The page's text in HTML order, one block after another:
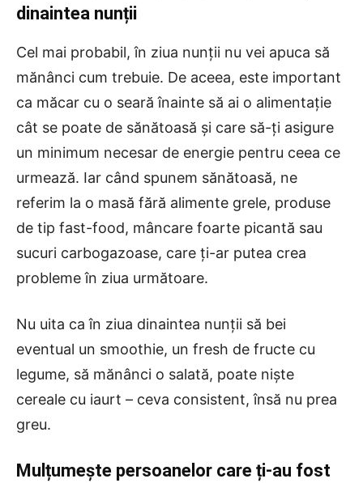
dinaintea nunții
Cel mai probabil, în ziua nunții nu vei apuca să
mănânci cum trebuie. De aceea, este important
ca măcar cu o seară înainte să ai o alimentație
cât se poate de sănătoasă și care să-ți asigure
un minimum necesar de energie pentru ceea ce
urmează. Iar când spunem sănătoasă, ne
referim la o masă fără alimente grele, produse
de tip fast-food, mâncare foarte picantă sau
sucuri carbogazoase, care ți-ar putea crea
probleme în ziua următoare.
Nu uita ca în ziua dinaintea nunții să bei
eventual un smoothie, un fresh de fructe cu
legume, să mănânci o salată, poate niște
cereale cu iaurt – ceva consistent, însă nu prea
greu.
Mulțumește persoanelor care ți-au fost